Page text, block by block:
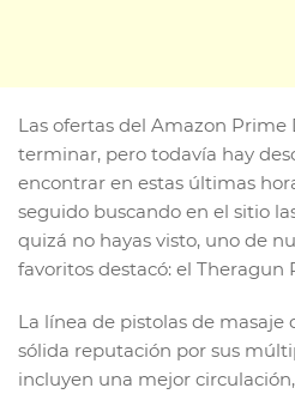
Las ofertas del Amazon Prime
terminar, pero todavía hay
encontrar en estas últimas
seguido buscando en el sitio
quizá no hayas visto, uno de
favoritos destacó: el Theragun
La línea de pistolas de masaje
sólida reputación por sus
incluyen una mejor